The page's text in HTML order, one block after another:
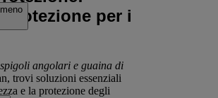
Protezione per i
angolari e guaina di
trovi soluzioni essenziali
e la protezione degli